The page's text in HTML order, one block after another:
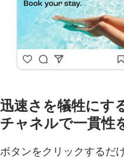
迅速さを犠牲にす
チャネルで一貫性
ボタンをクリックするだ